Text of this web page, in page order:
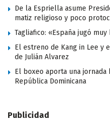
De la Espriella asume
matiz religioso y poco
Tagliafico: «España jugó
El estreno de Kang in Lee y
de Julián Alvarez
El boxeo aporta una
República Dominicana
Publicidad